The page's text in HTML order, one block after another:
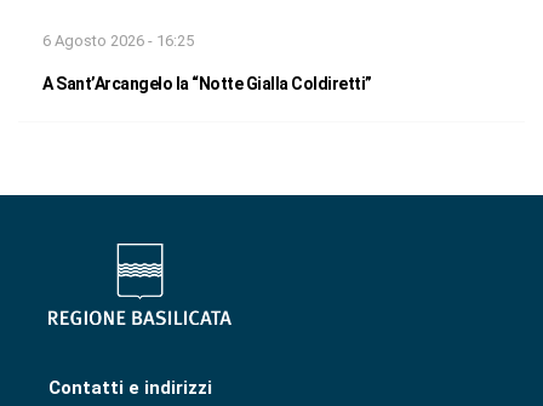
6 Agosto 2026 - 16:25
A Sant’Arcangelo la “Notte Gialla Coldiretti”
Contatti e indirizzi